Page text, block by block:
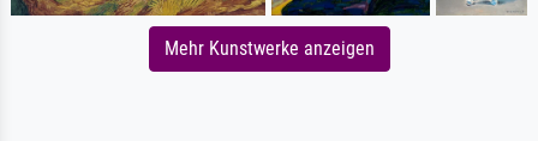
Mehr Kunstwerke anzeigen